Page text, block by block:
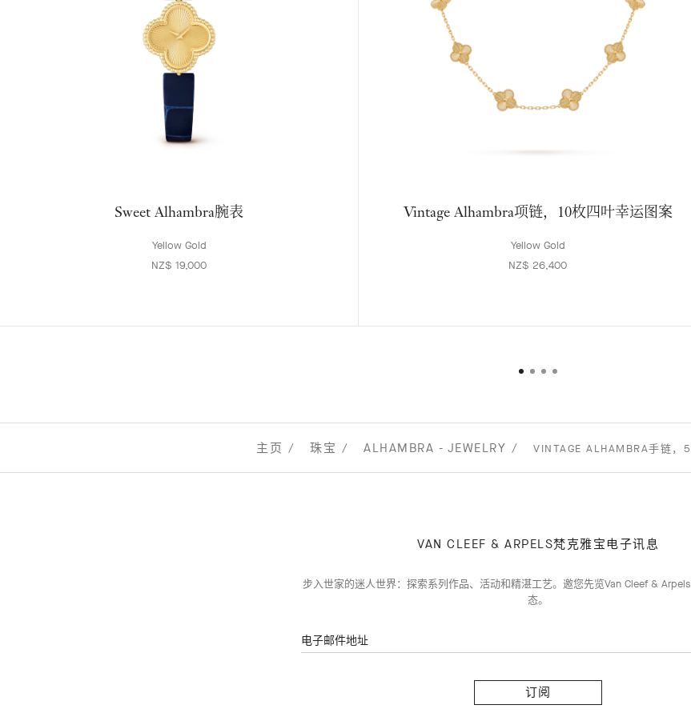
Sweet Alhambra腕表
Yellow Gold
NZ$ 19,000
Vintage Alhambra项链，10枚四叶幸运图案
Yellow Gold
NZ$ 26,400
主页 珠宝 ALHAMBRA - JEWELRY VINTAGE ALHAMBRA手链，
VAN CLEEF & ARPELS梵克雅宝电子讯息
步入世家的迷人世界：探索系列作品、活动和精湛工艺。邀您先览Van Cleef &
态。
电子邮件地址
阅